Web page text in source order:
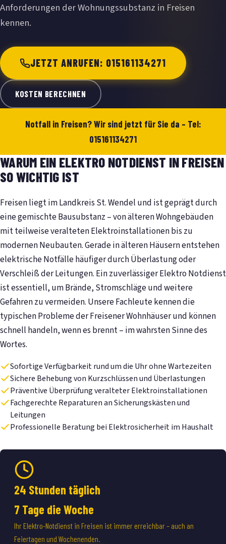
Anforderungen der Wohnungssubstanz in Freisen
kennen.
JETZT ANRUFEN: 015161134271
KOSTEN BERECHNEN
Notfall in Freisen? Wir sind jetzt für Sie da – Tel:
015161134271
WARUM EIN ELEKTRO NOTDIENST IN FREISEN
SO WICHTIG IST
Freisen liegt im Landkreis St. Wendel und ist geprägt durch
eine gemischte Bausubstanz – von älteren Wohngebäuden
mit teilweise veralteten Elektroinstallationen bis zu
modernen Neubauten. Gerade in älteren Häusern entstehen
elektrische Notfälle häufiger durch Überlastung oder
Verschleiß der Leitungen. Ein zuverlässiger Elektro Notdienst
ist essentiell, um Brände, Stromschläge und weitere
Gefahren zu vermeiden. Unsere Fachleute kennen die
typischen Probleme der Freisener Wohnhäuser und können
schnell handeln, wenn es brennt – im wahrsten Sinne des
Wortes.
Sofortige Verfügbarkeit rund um die Uhr ohne Wartezeiten
Sichere Behebung von Kurzschlüssen und Überlastungen
Präventive Überprüfung veralteter Elektroinstallationen
Fachgerechte Reparaturen an Sicherungskästen und
Leitungen
Professionelle Beratung bei Elektrosicherheit im Haushalt
24 Stunden täglich
7 Tage die Woche
Ihr Elektro-Notdienst in Freisen ist immer erreichbar – auch an
Feiertagen und Wochenenden.